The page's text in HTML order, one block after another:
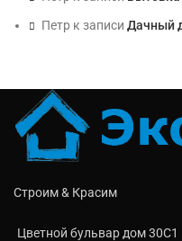
Петр к записи Дачный
Строим & Красим
Цветной бульвар дом 30C1